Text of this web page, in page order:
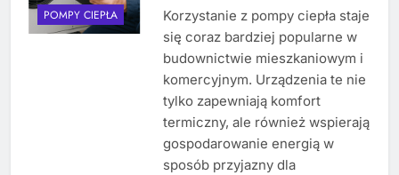
POMPY CIEPŁA
Korzystanie z pompy ciepła staje
się coraz bardziej popularne w
budownictwie mieszkaniowym i
komercyjnym. Urządzenia te nie
tylko zapewniają komfort
termiczny, ale również wspierają
gospodarowanie energią w
sposób przyjazny dla